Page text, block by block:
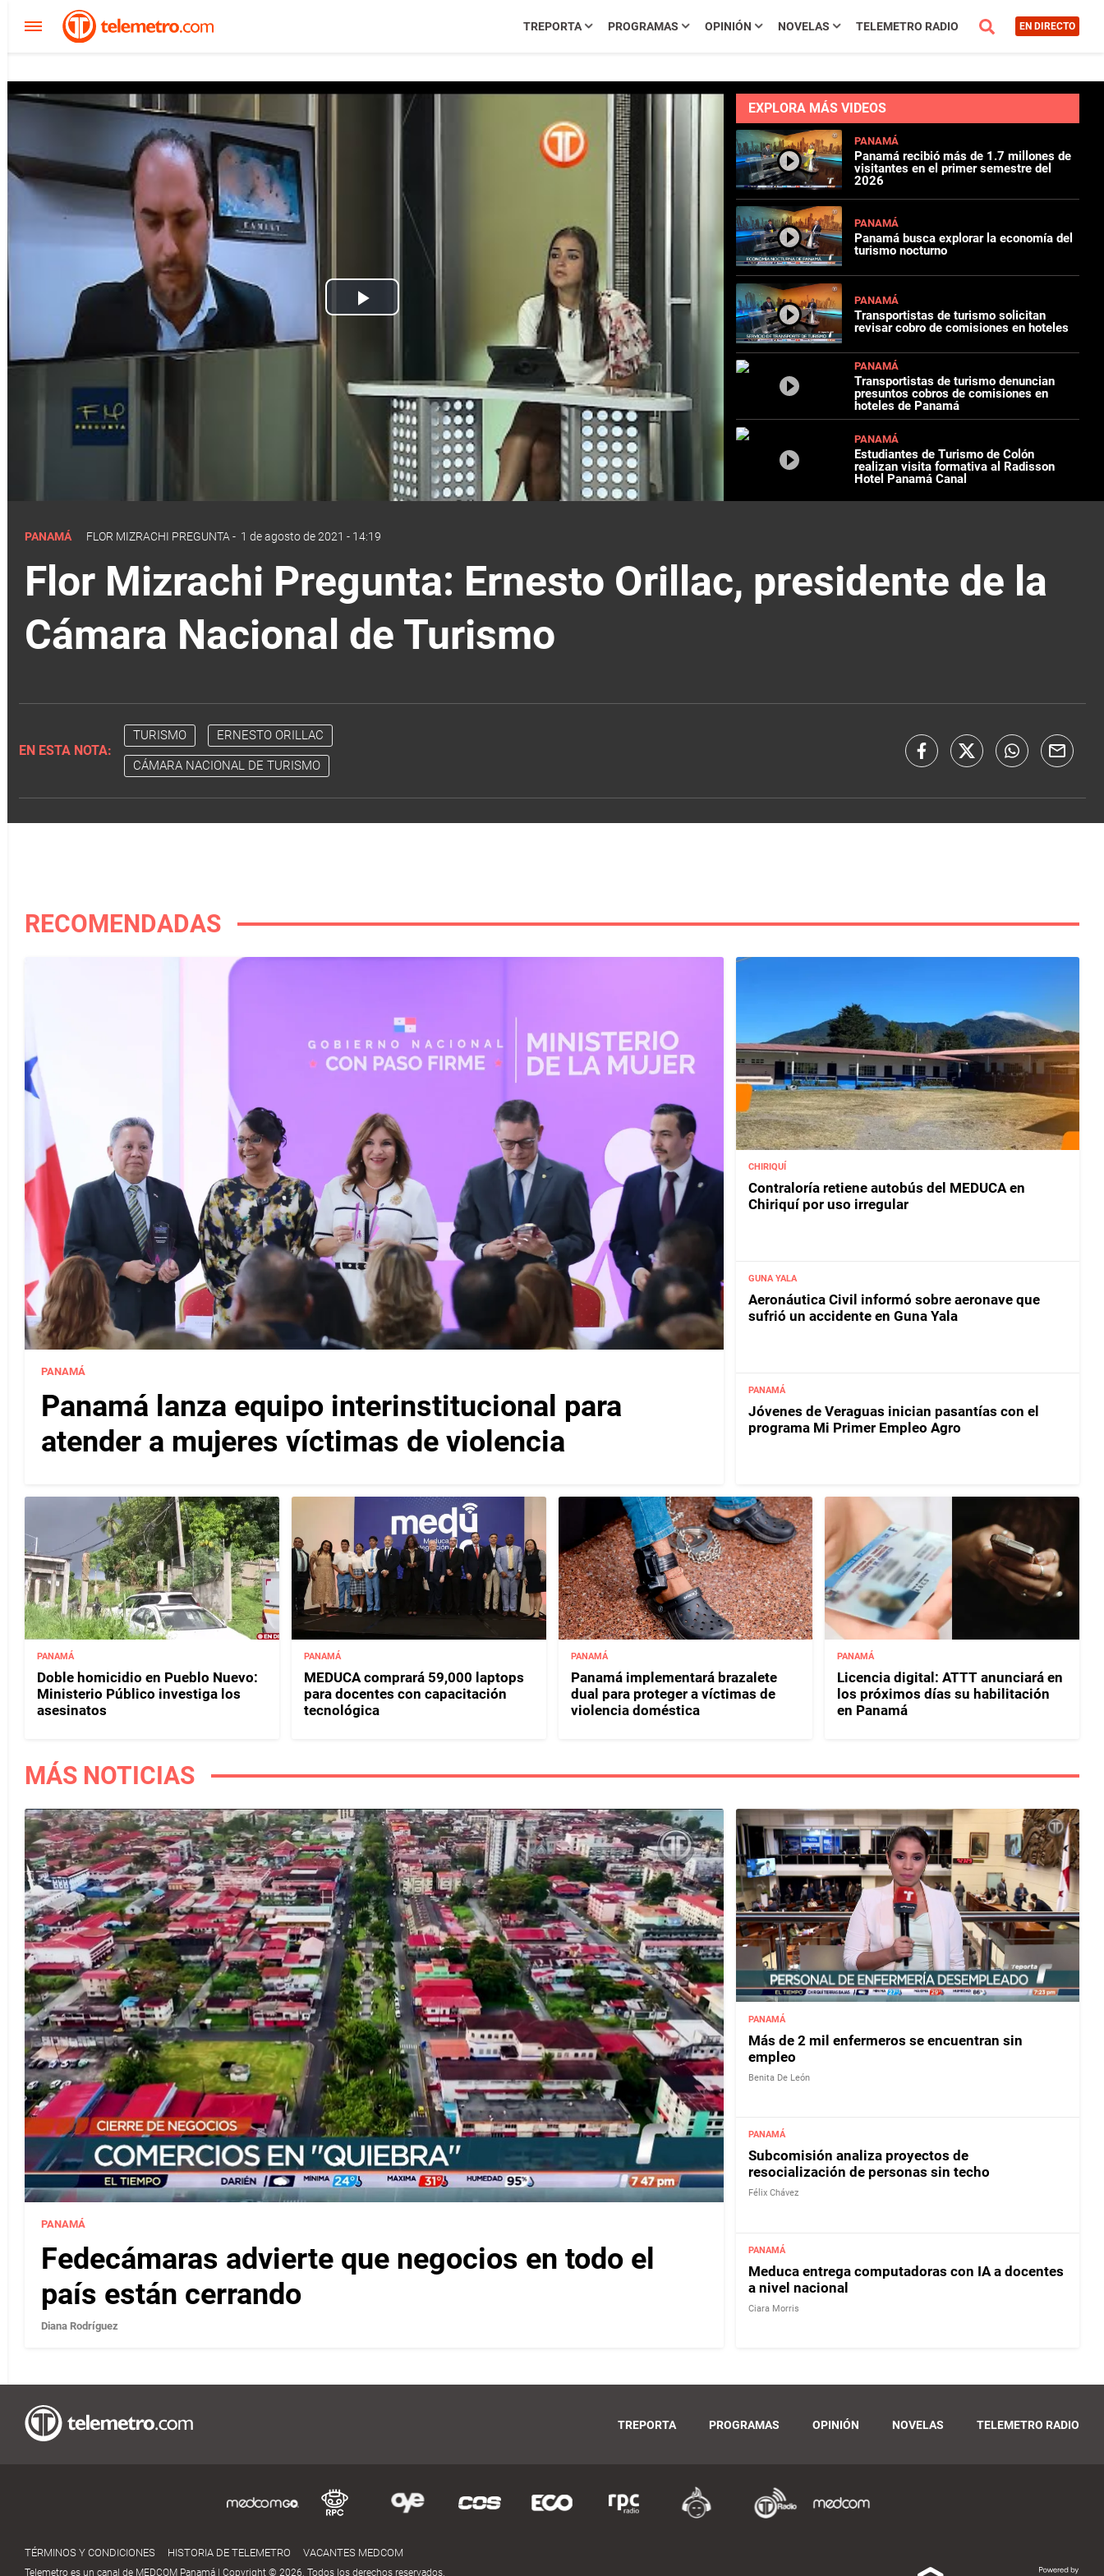
TREPORTA PROGRAMAS OPINIÓN NOVELAS TELEMETRO RADIO EN DIRECTO
Play
EXPLORA MÁS VIDEOS
PANAMÁ
Panamá recibió más de 1.7 millones de
visitantes en el primer semestre del
2026
PANAMÁ
Panamá busca explorar la economía del
turismo nocturno
PANAMÁ
Transportistas de turismo solicitan
revisar cobro de comisiones en hoteles
PANAMÁ
Transportistas de turismo denuncian
presuntos cobros de comisiones en
hoteles de Panamá
PANAMÁ
Estudiantes de Turismo de Colón
realizan visita formativa al Radisson
Hotel Panamá Canal
PANAMÁ FLOR MIZRACHI PREGUNTA - 1 de agosto de 2021 - 14:19
Flor Mizrachi Pregunta: Ernesto Orillac, presidente de la
Cámara Nacional de Turismo
EN ESTA NOTA:
TURISMO ERNESTO ORILLAC
CÁMARA NACIONAL DE TURISMO
RECOMENDADAS
PANAMÁ
Panamá lanza equipo interinstitucional para
atender a mujeres víctimas de violencia
CHIRIQUÍ
Contraloría retiene autobús del MEDUCA en
Chiriquí por uso irregular
GUNA YALA
Aeronáutica Civil informó sobre aeronave que
sufrió un accidente en Guna Yala
PANAMÁ
Jóvenes de Veraguas inician pasantías con el
programa Mi Primer Empleo Agro
PANAMÁ
Doble homicidio en Pueblo Nuevo:
Ministerio Público investiga los
asesinatos
PANAMÁ
MEDUCA comprará 59,000 laptops
para docentes con capacitación
tecnológica
PANAMÁ
Panamá implementará brazalete
dual para proteger a víctimas de
violencia doméstica
PANAMÁ
Licencia digital: ATTT anunciará en
los próximos días su habilitación
en Panamá
MÁS NOTICIAS
PANAMÁ
Fedecámaras advierte que negocios en todo el
país están cerrando
Diana Rodríguez
PANAMÁ
Más de 2 mil enfermeros se encuentran sin
empleo
Benita De León
PANAMÁ
Subcomisión analiza proyectos de
resocialización de personas sin techo
Félix Chávez
PANAMÁ
Meduca entrega computadoras con IA a docentes
a nivel nacional
Ciara Morris
TREPORTA PROGRAMAS OPINIÓN NOVELAS TELEMETRO RADIO
TÉRMINOS Y CONDICIONES HISTORIA DE TELEMETRO VACANTES MEDCOM
Telemetro es un canal de MEDCOM Panamá | Copyright © 2026. Todos los derechos reservados.